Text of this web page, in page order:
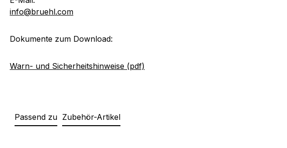
info@bruehl.com
Dokumente zum Download:
Warn- und Sicherheitshinweise (pdf)
Passend zu Zubehör-Artikel